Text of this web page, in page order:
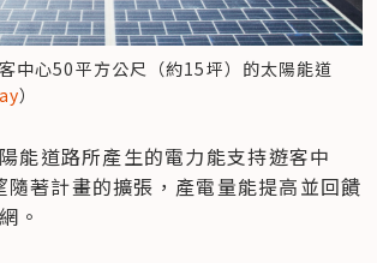
客中心50平方公尺（約15坪）的太陽能道
）
能道路所產生的電力能支持遊客中
著計畫的擴張，產電量能提高並回饋
。